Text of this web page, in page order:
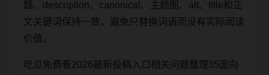
题、description、canonical、主题图、alt、title和正
文关键词保持一致，避免只替换词语而没有实际阅读
价值。
吃瓜免费看2026最新投稿入口相关问题整理35面向